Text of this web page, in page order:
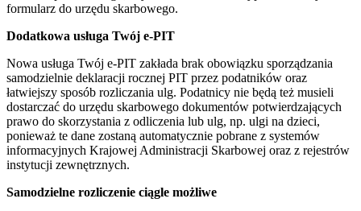
formularz do urzędu skarbowego.
Dodatkowa usługa Twój e-PIT
Nowa usługa Twój e-PIT zakłada brak obowiązku sporządzania
samodzielnie deklaracji rocznej PIT przez podatników oraz
łatwiejszy sposób rozliczania ulg. Podatnicy nie będą też musieli
dostarczać do urzędu skarbowego dokumentów potwierdzających
prawo do skorzystania z odliczenia lub ulg, np. ulgi na dzieci,
ponieważ te dane zostaną automatycznie pobrane z systemów
informacyjnych Krajowej Administracji Skarbowej oraz z rejestrów
instytucji zewnętrznych.
Samodzielne rozliczenie ciągle możliwe